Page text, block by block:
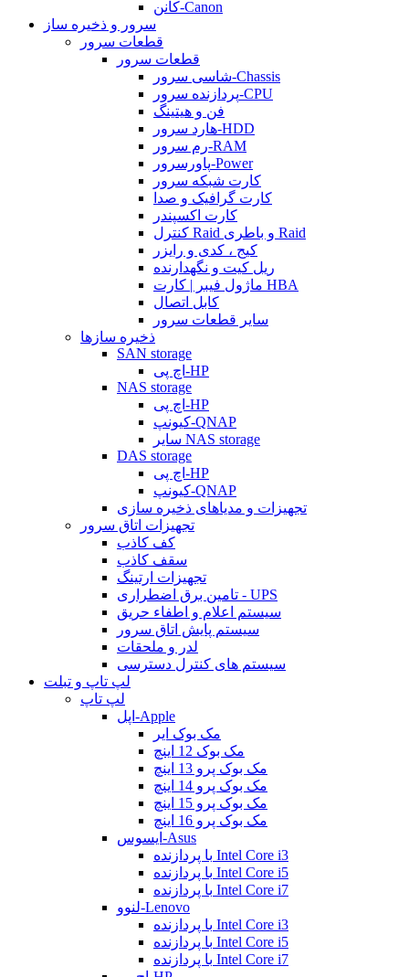
کانن-Canon
سرور و ذخیره ساز
قطعات سرور
قطعات سرور
شاسی سرور-Chassis
پردازنده سرور-CPU
فن و هیتینگ
هارد سرور-HDD
رم سرور-RAM
پاورسرور-Power
کارت شبکه سرور
کارت گرافیک و صدا
کارت اکسپندر
کنترل Raid و باطری Raid
کیج ، کدی و رایزر
ریل کیت و نگهدارنده
ماژول فیبر | کارت HBA
کابل اتصال
سایر قطعات سرور
ذخیره سازها
SAN storage
اچ پی-HP
NAS storage
اچ پی-HP
کیونپ-QNAP
سایر NAS storage
DAS storage
اچ پی-HP
کیونپ-QNAP
تجهیزات و مدیاهای ذخیره سازی
تجهیزات اتاق سرور
کف کاذب
سقف کاذب
تجهیزات ارتینگ
تامین برق اضطراری - UPS
سیستم اعلام و اطفاء حریق
سیستم پایش اتاق سرور
لدر و ملحقات
سیستم های کنترل دسترسی
لپ تاپ و تبلت
لپ تاپ
اپل-Apple
مک بوک ایر
مک بوک 12 اینچ
مک بوک پرو 13 اینچ
مک بوک پرو 14 اینچ
مک بوک پرو 15 اینچ
مک بوک پرو 16 اینچ
ایسوس-Asus
با پردازنده Intel Core i3
با پردازنده Intel Core i5
با پردازنده Intel Core i7
لنوو-Lenovo
با پردازنده Intel Core i3
با پردازنده Intel Core i5
با پردازنده Intel Core i7